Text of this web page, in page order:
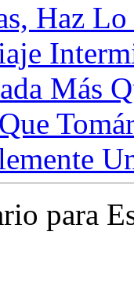
Haz
Más
para